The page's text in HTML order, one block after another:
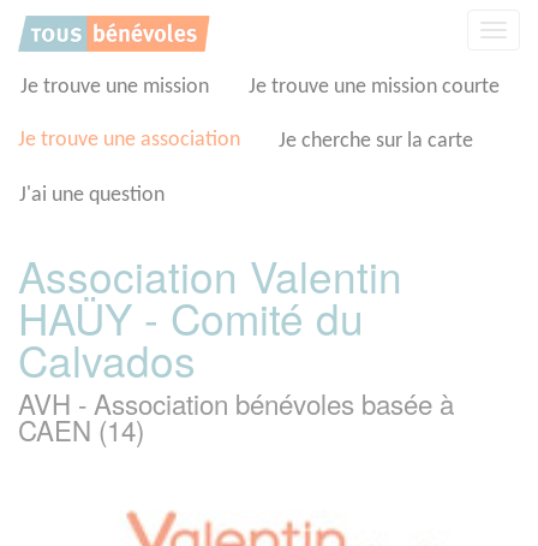
Je trouve une mission Je trouve une mission courte
Je trouve une association Je cherche sur la carte
J'ai une question
Association Valentin
HAÜY - Comité du
Calvados
AVH - Association bénévoles basée à
CAEN (14)
Panneau de gestion des cookies